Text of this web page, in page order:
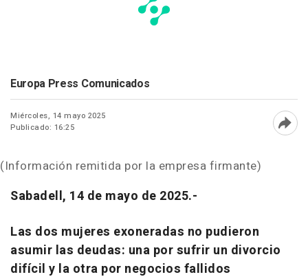
Europa Press Comunicados
Miércoles, 14 mayo 2025
Publicado: 16:25
(Información remitida por la empresa firmante)
Sabadell, 14 de mayo de 2025.-
Las dos mujeres exoneradas no pudieron
asumir las deudas: una por sufrir un divorcio
difícil y la otra por negocios fallidos